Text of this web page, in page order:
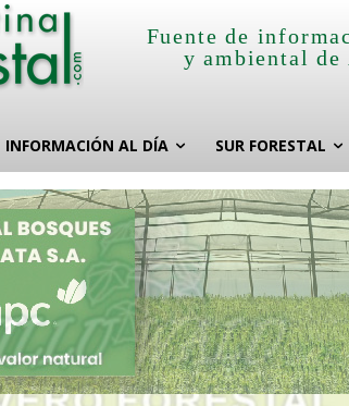
Fuente de
y ambiental
INFORMACIÓN AL DÍA SUR FORESTAL